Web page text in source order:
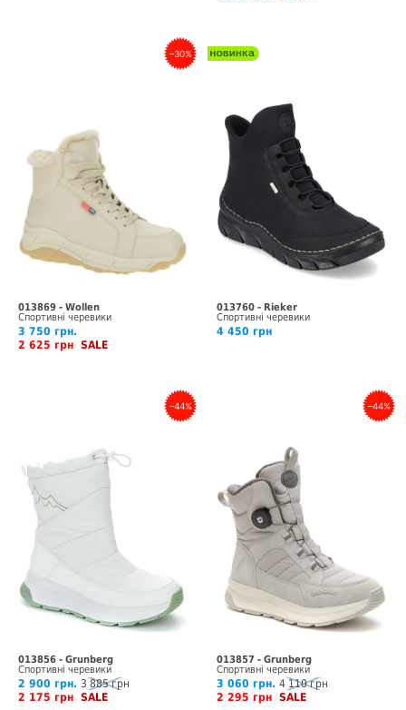
–30%
013869 - Wollen
Спортивні черевики
3 750 грн.
2 625 грн SALE
013760 - Rieker
Спортивні черевики
4 450 грн
–44%
013856 - Grunberg
Спортивні черевики
2 900 грн. 3 885 грн
2 175 грн SALE
–44%
013857 - Grunberg
Спортивні черевики
3 060 грн. 4 110 грн
2 295 грн SALE